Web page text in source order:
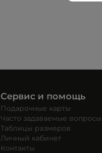
Сервис и помощь
Подарочные карты
Часто задаваемые вопросы
Таблицы размеров
Личный кабинет
Контакты